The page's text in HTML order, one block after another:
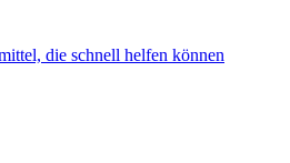
die schnell helfen können